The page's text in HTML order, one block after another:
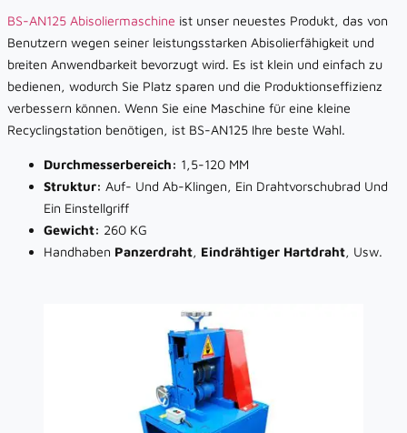
BS-AN125 Abisoliermaschine ist unser neuestes Produkt, das von
Benutzern wegen seiner leistungsstarken Abisolierfähigkeit und
breiten Anwendbarkeit bevorzugt wird. Es ist klein und einfach zu
bedienen, wodurch Sie Platz sparen und die Produktionseffizienz
verbessern können. Wenn Sie eine Maschine für eine kleine
Recyclingstation benötigen, ist BS-AN125 Ihre beste Wahl.
Durchmesserbereich: 1,5-120 MM
Struktur: Auf- Und Ab-Klingen, Ein Drahtvorschubrad Und
Ein Einstellgriff
Gewicht: 260 KG
Handhaben Panzerdraht, Eindrähtiger Hartdraht, Usw.